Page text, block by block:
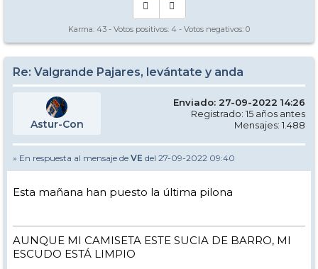
Karma: 43 - Votos positivos: 4 - Votos negativos: 0
Re: Valgrande Pajares, levántate y anda
Astur-Con
Enviado: 27-09-2022 14:26
Registrado: 15 años antes
Mensajes: 1.488
» En respuesta al mensaje de VE del 27-09-2022 09:40
Esta mañana han puesto la última pilona
AUNQUE MI CAMISETA ESTE SUCIA DE BARRO, MI
ESCUDO ESTÁ LIMPIO